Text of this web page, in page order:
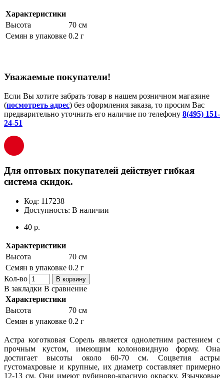
Характеристики
Высота
70 см
Семян в упаковке 0.2 г
Уважаемые покупатели!
Если Вы хотите забрать товар в нашем розничном магазине
(посмотреть адрес) без оформления заказа, то просим Вас
предварительно уточнить его наличие по телефону 8(495) 151-
24-51
Для оптовых покупателей действует гибкая
система скидок.
Код: 117238
Доступность: В наличии
40 р.
Характеристики
Высота
70 см
Семян в упаковке 0.2 г
Кол-во
В корзину
В закладки В сравнение
Характеристики
Высота
70 см
Семян в упаковке 0.2 г
Астра коготковая Сорель является однолетним растением с
прочным кустом, имеющим колоновидную форму. Она
достигает высоты около 60-70 см. Соцветия астры
густомахровые и крупные, их диаметр составляет примерно
12-13 см. Они имеют рубиново-красную окраску. Язычковые